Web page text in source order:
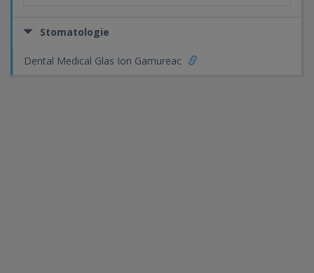
Stomatologie
Dental Medical Glas Ion Gamureac